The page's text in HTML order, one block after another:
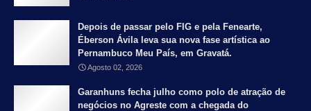
Depois de passar pelo FIG e pela Fenearte,
Éberson Ávila leva sua nova fase artística ao
Pernambuco Meu País, em Gravatá.
Agosto 02, 2026
Garanhuns fecha julho como polo de atração de
negócios no Agreste com a chegada do